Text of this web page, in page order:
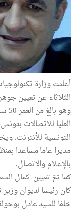
أعلنت وزارة
الثلاثاء عن تعيين
العليا للاتصالات
التونسية للأنترنت.
مديرا عاما مساعدا
بالإعلام والاتصال.
كما تمّ تعيين كمال
كان رئيسا لديوان
خلفا للسيد عادل